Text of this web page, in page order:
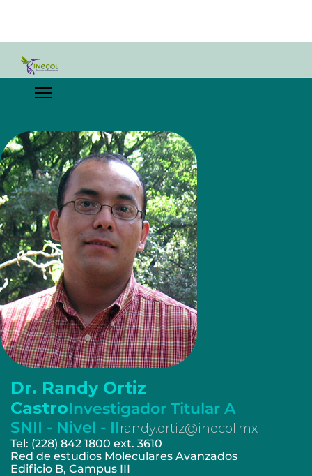
Dr. Randy Ortiz
CastroInvestigador Titular A
SNII - Nivel - IIrandy.ortiz@inecol.mx
Tel: (228) 842 1800 ext. 3610
Red de estudios Moleculares Avanzados
Edificio B, Campus III